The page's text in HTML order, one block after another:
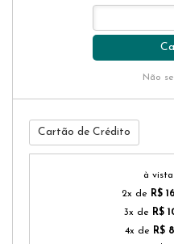
Não
Cartão de Crédito
à vista
2x de R$
3x de R$
4x de R$